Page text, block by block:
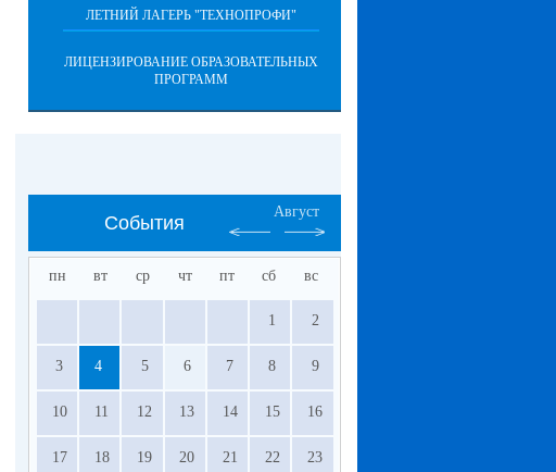
ЛЕТНИЙ ЛАГЕРЬ "ТЕХНОПРОФИ"
ЛИЦЕНЗИРОВАНИЕ ОБРАЗОВАТЕЛЬНЫХ
ПРОГРАММ
События
Август
пн вт ср чт пт сб вс
1 2
3 4 5 6 7 8 9
10 11 12 13 14 15 16
17 18 19 20 21 22 23